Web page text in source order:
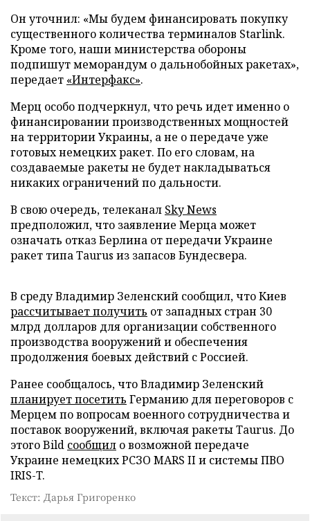
Он уточнил: «Мы будем финансировать покупку
существенного количества терминалов Starlink.
Кроме того, наши министерства обороны
подпишут меморандум о дальнобойных ракетах»,
передает «Интерфакс».
Мерц особо подчеркнул, что речь идет именно о
финансировании производственных мощностей
на территории Украины, а не о передаче уже
готовых немецких ракет. По его словам, на
создаваемые ракеты не будет накладываться
никаких ограничений по дальности.
В свою очередь, телеканал Sky News
предположил, что заявление Мерца может
означать отказ Берлина от передачи Украине
ракет типа Taurus из запасов Бундесвера.
В среду Владимир Зеленский сообщил, что Киев
рассчитывает получить от западных стран 30
млрд долларов для организации собственного
производства вооружений и обеспечения
продолжения боевых действий с Россией.
Ранее сообщалось, что Владимир Зеленский
планирует посетить Германию для переговоров с
Мерцем по вопросам военного сотрудничества и
поставок вооружений, включая ракеты Taurus. До
этого Bild сообщил о возможной передаче
Украине немецких РСЗО MARS II и системы ПВО
IRIS-T.
Текст: Дарья Григоренко